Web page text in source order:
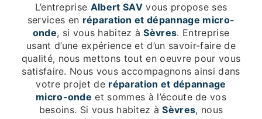
L’entreprise Albert SAVvous propose ses
services en réparation et dépannage micro-
onde, si vous habitez àSèvres. Entreprise
usant d’une expérience et d’un savoir-faire de
qualité, nous mettons tout en oeuvre pour vous
satisfaire. Nous vous accompagnons ainsi dans
votre projet de réparation et dépannage
micro-onde et sommes à l’écoute de vos
besoins. Si vous habitez àSèvres, nous